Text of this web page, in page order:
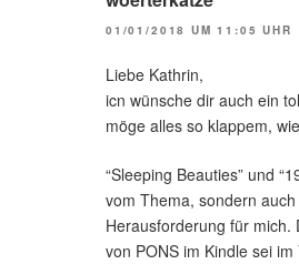
01/01/2018 UM 11:05 UHR
Liebe Kathrin,
icn wünsche dir auch ein
möge alles so klappem,
“Sleeping Beauties” und
vom Thema, sondern
Herausforderung für mich.
von PONS im Kindle sei